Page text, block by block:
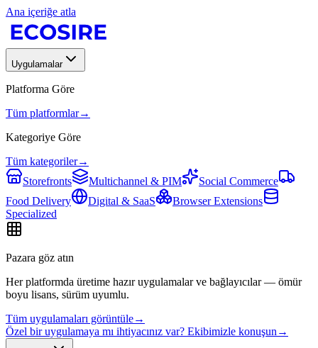
Ana içeriğe atla
Uygulamalar
Platforma Göre
Tüm platformlar→
Kategoriye Göre
Tüm kategoriler→
Storefronts
Multichannel & PIM
Social Commerce
Food Delivery
Digital & SaaS
Browser Extensions
Specialized
Pazara göz atın
Her platformda üretime hazır uygulamalar ve bağlayıcılar — ömür
boyu lisans, sürüm uyumlu.
Tüm uygulamaları görüntüle→
Özel bir uygulamaya mı ihtiyacınız var? Ekibimizle konuşun →